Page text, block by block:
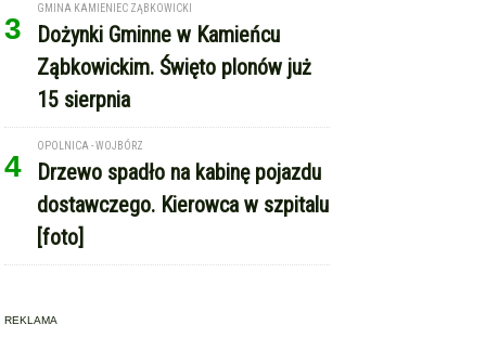
3
GMINA KAMIENIEC ZĄBKOWICKI
Dożynki Gminne w Kamieńcu
Ząbkowickim. Święto plonów już
15 sierpnia
4
OPOLNICA - WOJBÓRZ
Drzewo spadło na kabinę pojazdu
dostawczego. Kierowca w szpitalu
[foto]
REKLAMA